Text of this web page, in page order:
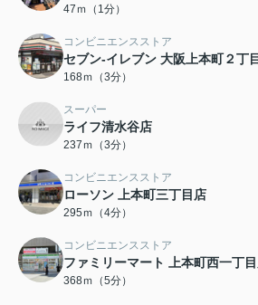
47ｍ（1分）
コンビニエンスストア
セブン-イレブン 大阪上本町２丁
168ｍ（3分）
スーパー
ライフ清水谷店
237ｍ（3分）
コンビニエンスストア
ローソン 上本町三丁目店
295ｍ（4分）
コンビニエンスストア
ファミリーマート 上本町西一丁
368ｍ（5分）